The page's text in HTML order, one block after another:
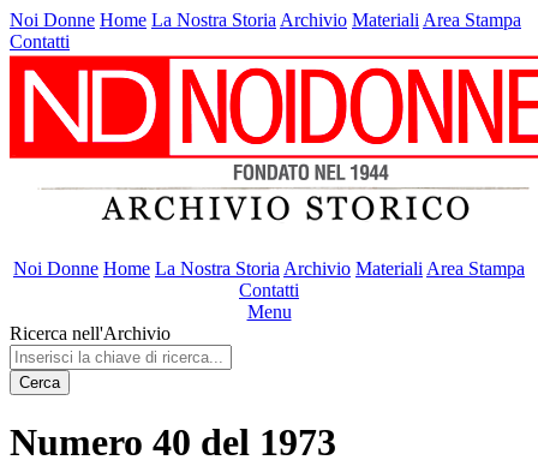
Noi Donne Home La Nostra Storia Archivio Materiali Area Stampa
Contatti
Noi Donne Home La Nostra Storia Archivio Materiali Area Stampa
Contatti
Menu
Ricerca nell'Archivio
Cerca
Numero 40 del 1973